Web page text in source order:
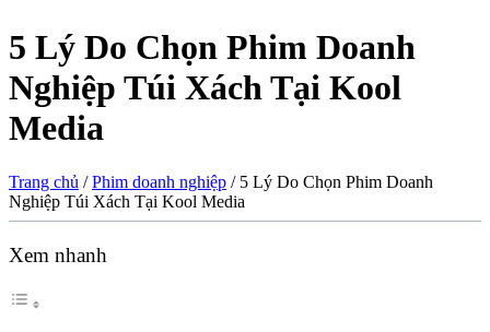
5 Lý Do Chọn Phim Doanh
Nghiệp Túi Xách Tại Kool
Media
Trang chủ /Phim doanh nghiệp / 5 Lý Do Chọn Phim Doanh
Nghiệp Túi Xách Tại Kool Media
Xem nhanh